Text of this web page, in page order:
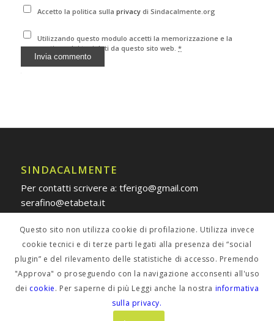
Accetto la politica sullaprivacydi Sindacalmente.org
Utilizzando questo modulo accetti la memorizzazione e la
gestione dei tuoi dati da questo sito web.*
SINDACALMENTE
Per contatti scrivere a: tferigo@gmail.com
serafino@etabeta.it
POLICY PRIVACY
Informativa estesa
Questo sito non utilizza cookie di profilazione. Utilizza invece
cookie tecnici e di terze parti legati alla presenza dei “social
plugin” e del rilevamento delle statistiche di accesso. Premendo
"Approva" o proseguendo con la navigazione acconsenti all'uso
dei cookie. Per saperne di più Leggi anche la nostra informativa
sulla privacy.